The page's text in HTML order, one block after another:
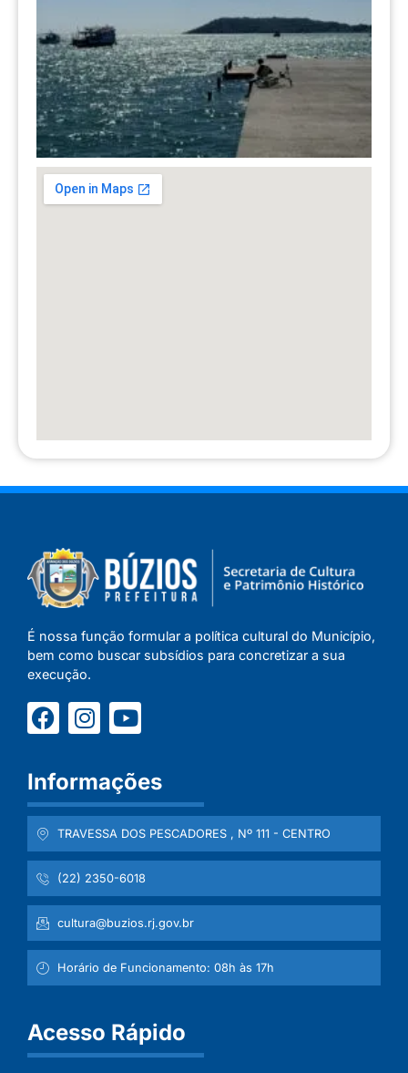
É nossa função formular a política cultural do Município,
bem como buscar subsídios para concretizar a sua
execução.
Informações
TRAVESSA DOS PESCADORES , Nº 111 - CENTRO
(22) 2350-6018
cultura@buzios.rj.gov.br
Horário de Funcionamento: 08h às 17h
Acesso Rápido